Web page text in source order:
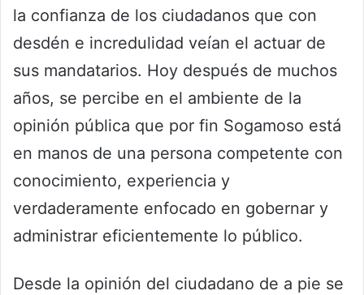
la confianza de los ciudadanos que con
desdén e incredulidad veían el actuar de
sus mandatarios. Hoy después de muchos
años, se percibe en el ambiente de la
opinión pública que por fin Sogamoso está
en manos de una persona competente con
conocimiento, experiencia y
verdaderamente enfocado en gobernar y
administrar eficientemente lo público.
Desde la opinión del ciudadano de a pie se